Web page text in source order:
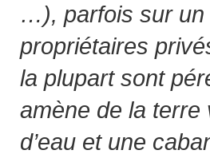
…), parfois sur un
propriétaires
la plupart sont
amène de la terre
d’eau et une